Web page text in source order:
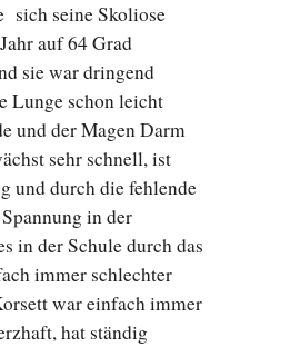
sich seine Skoliose
auf 64 Grad
sie war dringend
Lunge schon leicht
und der Magen Darm
sehr schnell, ist
und durch die fehlende
in der
in der Schule durch das
immer schlechter
war einfach immer
hat ständig